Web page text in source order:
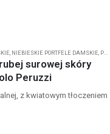
NIEBIESKIE PORTFELE DAMSKIE PORTFELE DAMSKIE
surowej skóry
Peruzzi
z kwiatowym tłoczeniem